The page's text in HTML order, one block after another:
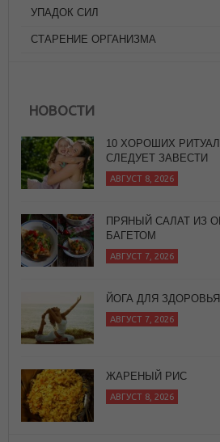
УПАДОК СИЛ
СТАРЕНИЕ ОРГАНИЗМА
НОВОСТИ
СЛЕДУЕТ ЗАВЕСТИ
АВГУСТ 8, 2026
БАГЕТОМ
АВГУСТ 7, 2026